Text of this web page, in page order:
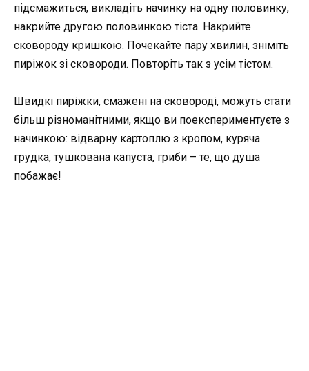
підсмажиться, викладіть начинку на одну половинку,
накрийте другою половинкою тіста. Накрийте
сковороду кришкою. Почекайте пару хвилин, зніміть
пиріжок зі сковороди. Повторіть так з усім тістом.
Швидкі пиріжки, смажені на сковороді, можуть стати
більш різноманітними, якщо ви поекспериментуєте з
начинкою: відварну картоплю з кропом, куряча
грудка, тушкована капуста, гриби – те, що душа
побажає!